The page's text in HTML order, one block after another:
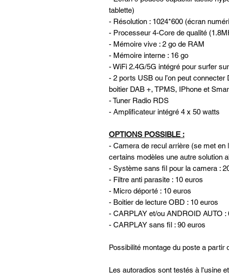
tablette)
- Résolution : 1024*600 (écran
- Processeur 4-Core de qualité
- Mémoire vive : 2 go de RAM
- Mémoire interne : 16 go
- WiFi 2.4G/5G intégré pour surfer
- 2 ports USB ou l’on peut
boitier DAB +, TPMS, IPhone et
- Tuner Radio RDS
- Amplificateur intégré 4 x 50 watts
OPTIONS POSSIBLE :
- Camera de recul arrière (se met en
certains modèles une autre solution
- Système sans fil pour la camera :
- Filtre anti parasite : 10 euros
- Micro déporté : 10 euros
- Boitier de lecture OBD : 10 euros
- CARPLAY et/ou ANDROID AUTO :
- CARPLAY sans fil : 90 euros
Possibilité montage du poste a partir
Les autoradios sont testés à l'usine